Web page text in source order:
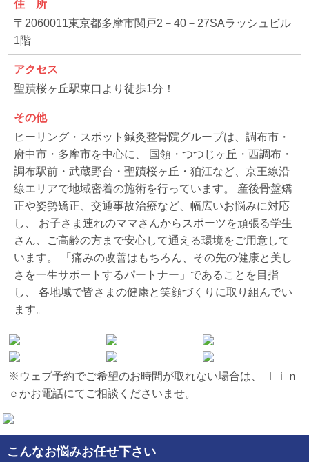
住 所
〒2060011東京都多摩市関戸2－40－27SAラッシュビル
1階
アクセス
聖蹟桜ヶ丘駅東口より徒歩1分！
その他
ヒーリング・スポット鍼灸整骨院グループは、調布市・
府中市・多摩市を中心に、 国領・つつじヶ丘・西調布・
調布駅前・武蔵野台・聖蹟桜ヶ丘・狛江など、京王線沿
線エリアで地域密着の施術を行っています。 産後骨盤矯
正や姿勢矯正、交通事故治療など、幅広いお悩みに対応
し、 お子さま連れのママさんからスポーツを頑張る学生
さん、ご高齢の方まで安心して通える環境をご用意して
います。 「痛みの改善はもちろん、その先の健康と美し
さを一生サポートするパートナー」であることを目指
し、 各地域で皆さまの健康と笑顔づくりに取り組んでい
ます。
※ウェブ予約でご希望のお時間が取れない場合は、 ｌｉｎ
ｅかお電話にてご相談くださいませ。
こんなお悩みお任せ下さい